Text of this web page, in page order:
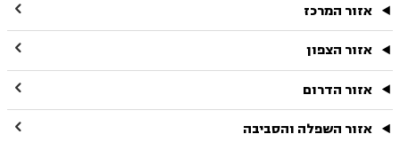
אזור המרכז 
אזור הצפון 
אזור הדרום 
אזור השפלה והסביבה 